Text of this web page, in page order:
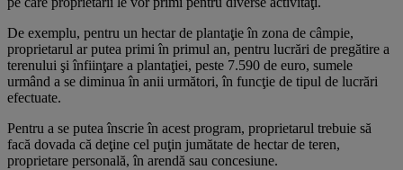
De exemplu, pentru un hectar de plantaţie în zona de câmpie,
proprietarul ar putea primi în primul an, pentru lucrări de pregătire a
terenului şi înfiinţare a plantaţiei, peste 7.590 de euro, sumele
urmând a se diminua în anii următori, în funcţie de tipul de lucrări
efectuate.
Pentru a se putea înscrie în acest program, proprietarul trebuie să
facă dovada că deţine cel puţin jumătate de hectar de teren,
proprietare personală, în arendă sau concesiune.